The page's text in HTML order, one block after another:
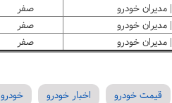
صفر
صفر
صفر
قیمت خودرو اخبار خودرو خودرو